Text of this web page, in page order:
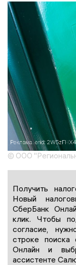
© ООО
Получить
Новый
СберБанк
клик. Чтобы
согласие,
строке поиска
Онлайн и
ассистенте